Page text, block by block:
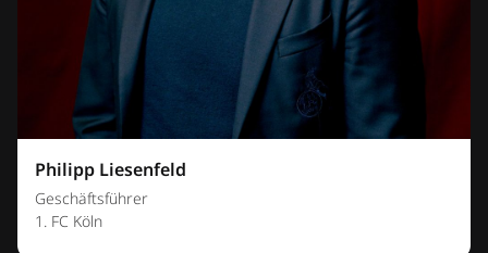
Philipp Liesenfeld
Geschäftsführer
1. FC Köln